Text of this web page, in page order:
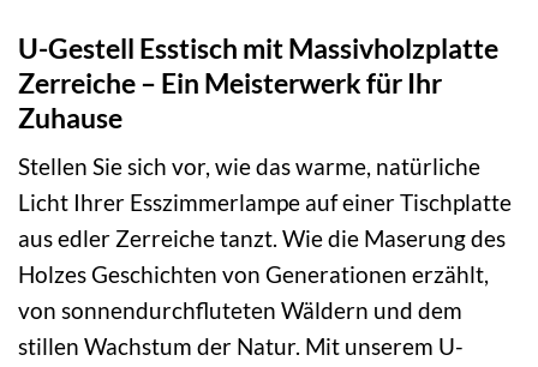
U-Gestell Esstisch mit Massivholzplatte
Zerreiche – Ein Meisterwerk für Ihr
Zuhause
Stellen Sie sich vor, wie das warme, natürliche
Licht Ihrer Esszimmerlampe auf einer Tischplatte
aus edler Zerreiche tanzt. Wie die Maserung des
Holzes Geschichten von Generationen erzählt,
von sonnendurchfluteten Wäldern und dem
stillen Wachstum der Natur. Mit unserem U-